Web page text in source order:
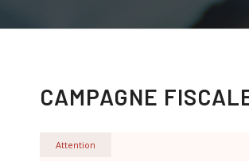
CAMPAGNE
Attention